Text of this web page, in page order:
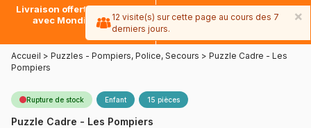
Livraison offerte dès 39€*
avec Mondial Relay
Paiement en 4x sans frais
avec Paypal
Accueil > Puzzles - Pompiers, Police, Secours > Puzzle Cadre - Les
Pompiers
Rupture de stock Enfant 15 pièces
Puzzle Cadre - Les Pompiers
×
12 visite(s) sur cette page au cours des 7
derniers jours.